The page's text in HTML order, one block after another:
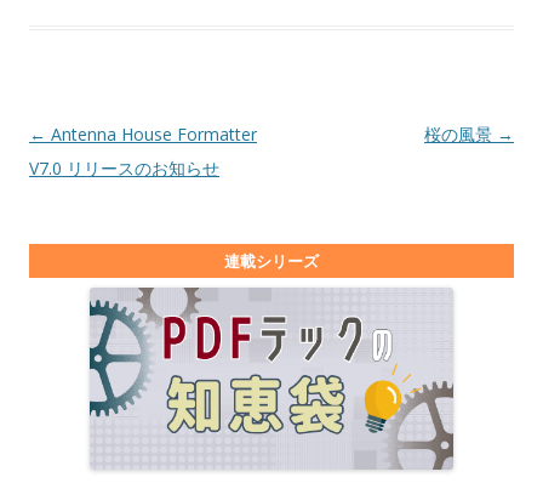
投稿ナビゲーション
← Antenna House Formatter
V7.0 リリースのお知らせ
桜の風景 →
連載シリーズ